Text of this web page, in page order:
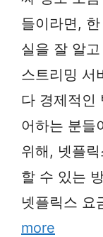
들이라면,
실을 잘 알
스트리밍 서
다 경제적인
어하는 분들
위해, 넷플
할 수 있는
넷플릭스 요
more